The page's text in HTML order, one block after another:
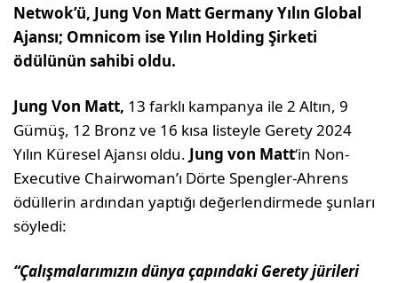
Netwok’ü, Jung Von Matt Germany Yılın Global
Ajansı; Omnicom ise Yılın Holding Şirketi
ödülünün sahibi oldu.
Jung Von Matt, 13 farklı kampanya ile 2 Altın, 9
Gümüş, 12 Bronz ve 16 kısa listeyle Gerety 2024
Yılın Küresel Ajansı oldu. Jung von Matt‘in Non-
Executive Chairwoman’ı Dörte Spengler-Ahrens
ödüllerin ardından yaptığı değerlendirmede şunları
söyledi:
“Çalışmalarımızın dünya çapındaki Gerety jürileri